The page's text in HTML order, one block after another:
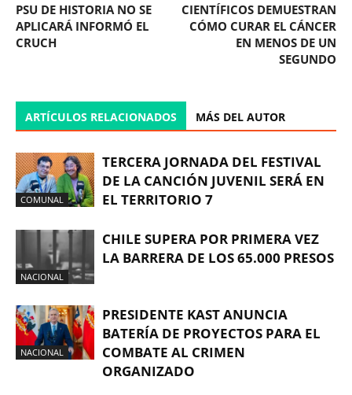
PSU DE HISTORIA NO SE
APLICARÁ INFORMÓ EL
CRUCH
CIENTÍFICOS DEMUESTRAN
CÓMO CURAR EL CÁNCER
EN MENOS DE UN
SEGUNDO
ARTÍCULOS RELACIONADOS MÁS DEL AUTOR
COMUNAL
TERCERA JORNADA DEL FESTIVAL
DE LA CANCIÓN JUVENIL SERÁ EN
EL TERRITORIO 7
NACIONAL
CHILE SUPERA POR PRIMERA VEZ
LA BARRERA DE LOS 65.000 PRESOS
NACIONAL
PRESIDENTE KAST ANUNCIA
BATERÍA DE PROYECTOS PARA EL
COMBATE AL CRIMEN
ORGANIZADO